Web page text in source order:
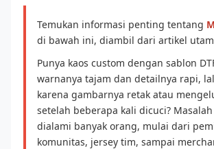
Temukan informasi penting tentang
di bawah ini, diambil dari artikel
Punya kaos custom dengan sablon
warnanya tajam dan detailnya rapi,
karena gambarnya retak atau
setelah beberapa kali dicuci?
dialami banyak orang, mulai dari
komunitas, jersey tim, sampai